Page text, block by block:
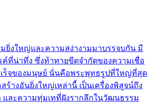
ยิ่งใหญ่และความสง่างามมาบรรจบกัน มี
ค์ที่น่าทึ่ง ซึ่งท้าทายขีดจำกัดของความเชื่อ
ร็จของมนุษย์ นั่นคือพระพุทธรูปที่ใหญ่ที่สุด
ร้างอันยิ่งใหญ่เหล่านี้ เป็นเครื่องพิสูจน์ถึง
และความทุ่มเทที่ฝังรากลึกในวัฒนธรรม